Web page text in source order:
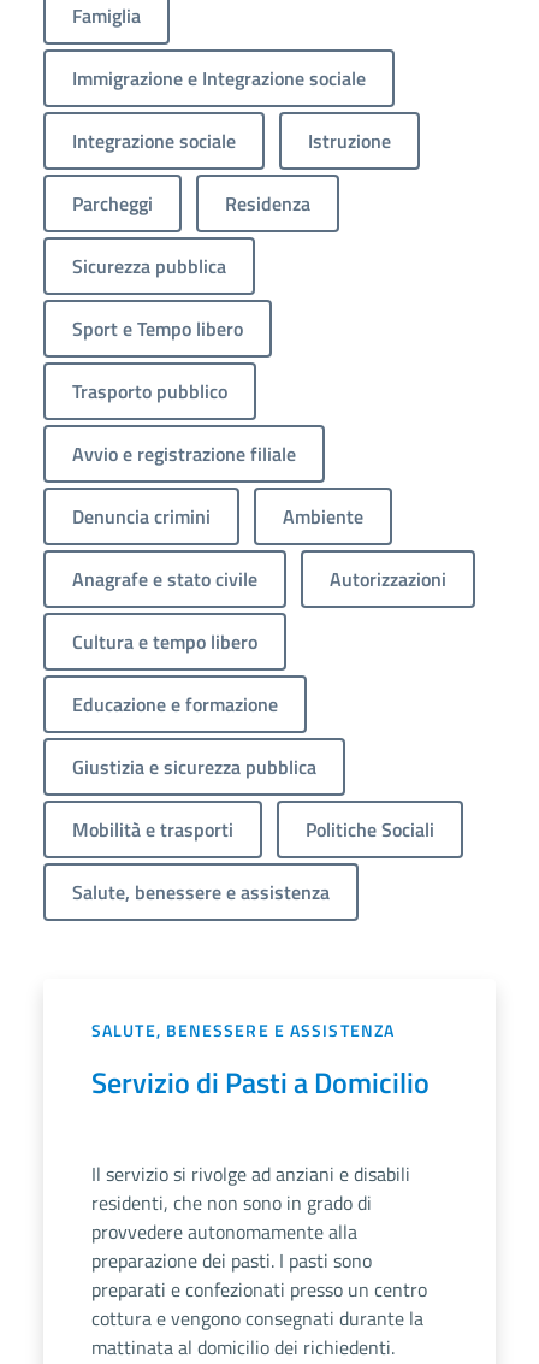
Famiglia
Immigrazione e Integrazione sociale
Integrazione sociale Istruzione
Parcheggi Residenza
Sicurezza pubblica
Sport e Tempo libero
Trasporto pubblico
Avvio e registrazione filiale
Denuncia crimini Ambiente
Anagrafe e stato civile Autorizzazioni
Cultura e tempo libero
Educazione e formazione
Giustizia e sicurezza pubblica
Mobilità e trasporti Politiche Sociali
Salute, benessere e assistenza
SALUTE, BENESSERE E ASSISTENZA
Servizio di Pasti a Domicilio
Il servizio si rivolge ad anziani e disabili
residenti, che non sono in grado di
provvedere autonomamente alla
preparazione dei pasti. I pasti sono
preparati e confezionati presso un centro
cottura e vengono consegnati durante la
mattinata al domicilio dei richiedenti.